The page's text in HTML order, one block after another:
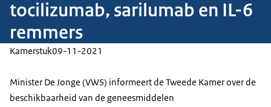
tocilizumab, sarilumab en IL-6
remmers
Kamerstuk09-11-2021
Minister De Jonge (VWS) informeert de Tweede Kamer over de
beschikbaarheid van de geneesmiddelen